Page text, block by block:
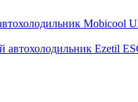
Mobicool